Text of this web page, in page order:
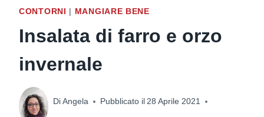
CONTORNI | MANGIARE BENE
Insalata di farro e orzo
invernale
DiAngela Pubblicato il 28 Aprile 2021